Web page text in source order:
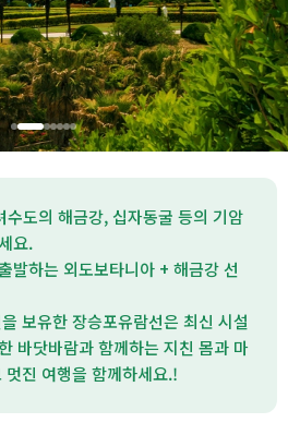
수도의 해금강, 십자동굴 등의 기암
요.
발하는 외도보타니아 + 해금강 선
보유한 장승포유람선은 최신 시설
바닷바람과 함께하는 지친 몸과 마
진 여행을 함께하세요.!